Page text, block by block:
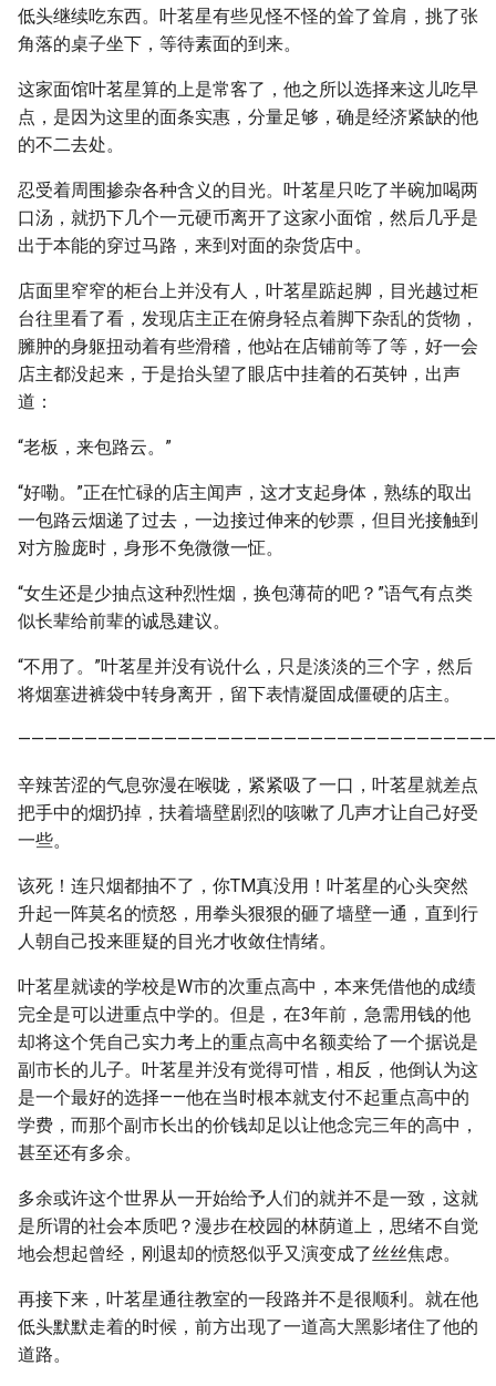
低头继续吃东西。叶茗星有些见怪不怪的耸了耸肩，挑了张
角落的桌子坐下，等待素面的到来。
这家面馆叶茗星算的上是常客了，他之所以选择来这儿吃早
点，是因为这里的面条实惠，分量足够，确是经济紧缺的他
的不二去处。
忍受着周围掺杂各种含义的目光。叶茗星只吃了半碗加喝两
口汤，就扔下几个一元硬币离开了这家小面馆，然后几乎是
出于本能的穿过马路，来到对面的杂货店中。
店面里窄窄的柜台上并没有人，叶茗星踮起脚，目光越过柜
台往里看了看，发现店主正在俯身轻点着脚下杂乱的货物，
臃肿的身躯扭动着有些滑稽，他站在店铺前等了等，好一会
店主都没起来，于是抬头望了眼店中挂着的石英钟，出声
道：
“老板，来包路云。”
“好嘞。”正在忙碌的店主闻声，这才支起身体，熟练的取出
一包路云烟递了过去，一边接过伸来的钞票，但目光接触到
对方脸庞时，身形不免微微一怔。
“女生还是少抽点这种烈性烟，换包薄荷的吧？”语气有点类
似长辈给前辈的诚恳建议。
“不用了。”叶茗星并没有说什么，只是淡淡的三个字，然后
将烟塞进裤袋中转身离开，留下表情凝固成僵硬的店主。
辛辣苦涩的气息弥漫在喉咙，紧紧吸了一口，叶茗星就差点
把手中的烟扔掉，扶着墙壁剧烈的咳嗽了几声才让自己好受
一些。
该死！连只烟都抽不了，你TM真没用！叶茗星的心头突然
升起一阵莫名的愤怒，用拳头狠狠的砸了墙壁一通，直到行
人朝自己投来匪疑的目光才收敛住情绪。
叶茗星就读的学校是W市的次重点高中，本来凭借他的成绩
完全是可以进重点中学的。但是，在3年前，急需用钱的他
却将这个凭自己实力考上的重点高中名额卖给了一个据说是
副市长的儿子。叶茗星并没有觉得可惜，相反，他倒认为这
是一个最好的选择——他在当时根本就支付不起重点高中的
学费，而那个副市长出的价钱却足以让他念完三年的高中，
甚至还有多余。
多余或许这个世界从一开始给予人们的就并不是一致，这就
是所谓的社会本质吧？漫步在校园的林荫道上，思绪不自觉
地会想起曾经，刚退却的愤怒似乎又演变成了丝丝焦虑。
再接下来，叶茗星通往教室的一段路并不是很顺利。就在他
低头默默走着的时候，前方出现了一道高大黑影堵住了他的
道路。